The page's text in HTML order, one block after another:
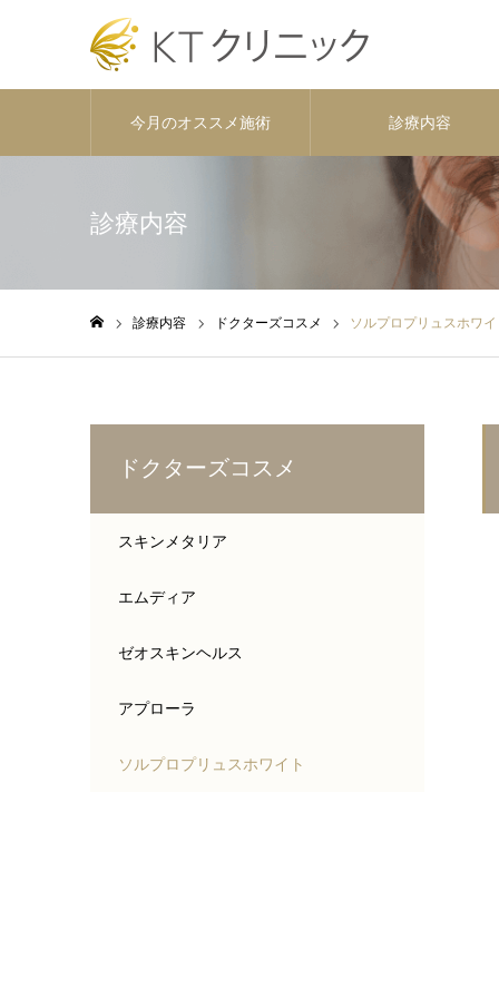
今月のオススメ施術 診療内容
診療内容
診療内容 ドクターズコスメ ソルプロプリュスホワ
ドクターズコスメ
スキンメタリア
エムディア
ゼオスキンヘルス
アプローラ
ソルプロプリュスホワイト